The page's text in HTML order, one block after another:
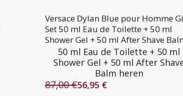
Versace Dylan Blue pour Homme
Set 50 ml Eau de Toilette + 50 ml
Shower Gel + 50 ml After Shave
50 ml Eau de Toilette + 50 ml
Shower Gel + 50 ml After
Balm heren
87,00€
Oorspronkelijke
56,95 €
Huidige